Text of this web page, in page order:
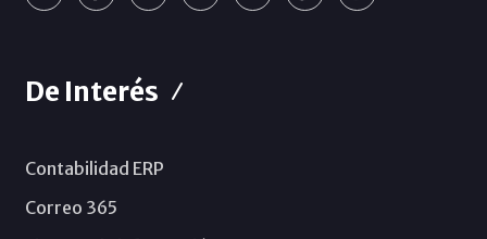
De Interés
Contabilidad ERP
Correo 365